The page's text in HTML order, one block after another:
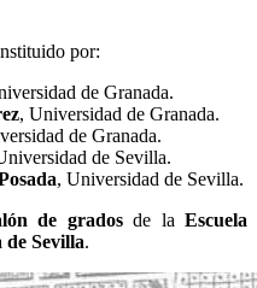
por:
de Granada.
, Universidad de Granada.
de Granada.
de Sevilla.
, Universidad de Sevilla.
de gradosde la Escuela
Sevilla.